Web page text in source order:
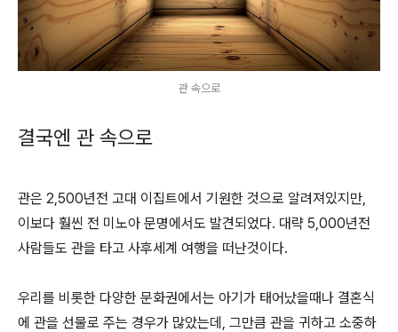
관 속으로
결국엔 관 속으로
관은 2,500년전 고대 이집트에서 기원한 것으로 알려져있지만,
이보다 훨씬 전 미노아 문명에서도 발견되었다. 대략 5,000년전
사람들도 관을 타고 사후세계 여행을 떠난것이다.
우리를 비롯한 다양한 문화권에서는 아기가 태어났을때나 결혼식
에 관을 선물로 주는 경우가 많았는데, 그만큼 관을 귀하고 소중하